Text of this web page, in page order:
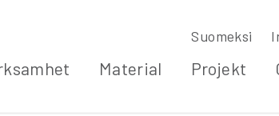
Suomeksi
Material Projekt